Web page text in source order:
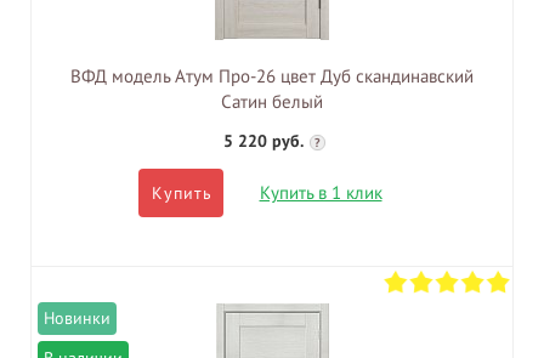
ВФД модель Атум Про-26 цвет Дуб скандинавский
Сатин белый
5 220 руб. ?
Купить Купить в 1 клик